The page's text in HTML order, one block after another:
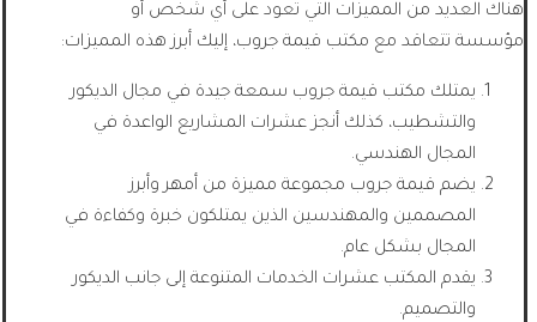
هناك العديد من المميزات التي تعود على أي شخص أو
مؤسسة تتعاقد مع مكتب قيمة جروب، إليك أبرز هذه المميزات:
يمتلك مكتب قيمة جروب سمعة جيدة في مجال الديكور
والتشطيب، كذلك أنجز عشرات المشاريع الواعدة في
المجال الهندسي.
يضم قيمة جروب مجموعة مميزة من أمهر وأبرز
المصممين والمهندسين الذين يمتلكون خبرة وكفاءة في
المجال بشكل عام.
يقدم المكتب عشرات الخدمات المتنوعة إلى جانب الديكور
والتصميم.